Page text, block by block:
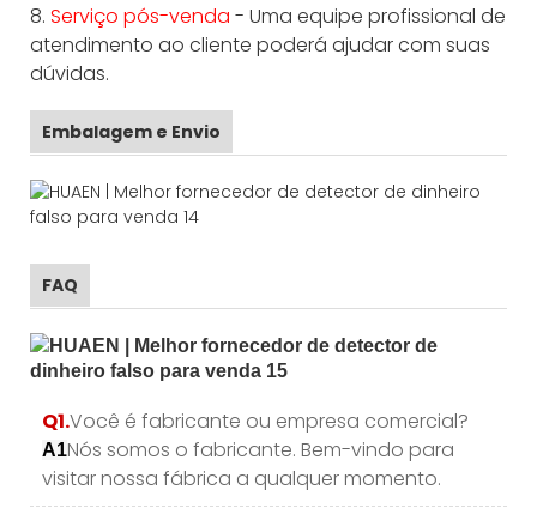
8. Serviço pós-venda - Uma equipe profissional de
atendimento ao cliente poderá ajudar com suas
dúvidas.
Embalagem e Envio
FAQ
Q1.Você é fabricante ou empresa comercial?
A1Nós somos o fabricante. Bem-vindo para
visitar nossa fábrica a qualquer momento.